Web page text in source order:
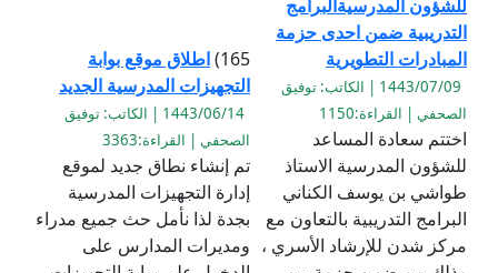
للشؤون المدرسيةالبرامج
التدريبية ضمن احدى حزمة
المبادرات التطويرية
1443/07/09 | الكاتب: توفيق
الصحفي | القراءة:1150
اختتم سعادة المساعد
للشؤون المدرسية الاستاذ
طواشي بن يوسف الكناني
البرامج التدريبية بالتعاون مع
مركز شدن للإرشاد الأسري ،
165) اطلاق موقع بوابة
التجهيزات المدرسية الجديد
1443/06/14 | الكاتب: توفيق
الصحفي | القراءة:3363
تم إنشاء نطاق جديد لموقع
إدارة التجهيزات المدرسية
بجدة لذا نأمل حث جميع مدراء
ومديرات المدارس على